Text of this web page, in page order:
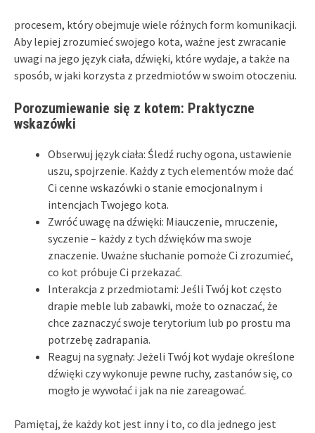
procesem, który obejmuje wiele różnych form komunikacji.
Aby lepiej zrozumieć swojego kota, ważne jest zwracanie
uwagi na jego język ciała, dźwięki, które wydaje, a także na
sposób, w jaki korzysta z przedmiotów w swoim otoczeniu.
Porozumiewanie się z kotem: Praktyczne
wskazówki
Obserwuj język ciała: Śledź ruchy ogona, ustawienie
uszu, spojrzenie. Każdy z tych elementów może dać
Ci cenne wskazówki o stanie emocjonalnym i
intencjach Twojego kota.
Zwróć uwagę na dźwięki: Miauczenie, mruczenie,
syczenie – każdy z tych dźwięków ma swoje
znaczenie. Uważne słuchanie pomoże Ci zrozumieć,
co kot próbuje Ci przekazać.
Interakcja z przedmiotami: Jeśli Twój kot często
drapie meble lub zabawki, może to oznaczać, że
chce zaznaczyć swoje terytorium lub po prostu ma
potrzebę zadrapania.
Reaguj na sygnały: Jeżeli Twój kot wydaje określone
dźwięki czy wykonuje pewne ruchy, zastanów się, co
mogło je wywołać i jak na nie zareagować.
Pamiętaj, że każdy kot jest inny i to, co dla jednego jest